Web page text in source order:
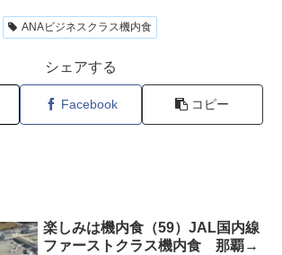
ANAビジネスクラス機内食
シェアする
Facebook コピー
楽しみは機内食（59）JAL国内線
ファーストクラス機内食 那覇→